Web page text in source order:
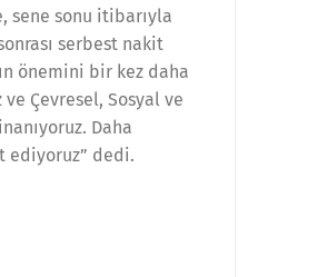
sene sonu itibarıyla
serbest nakit
önemini bir kez daha
Çevresel, Sosyal ve
Daha
ediyoruz” dedi.